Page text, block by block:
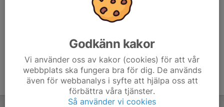
Godkänn kakor
Vi använder oss av kakor (cookies) för att vår
webbplats ska fungera bra för dig. De används
även för webbanalys i syfte att hjälpa oss att
förbättra våra tjänster.
Så använder vi cookies